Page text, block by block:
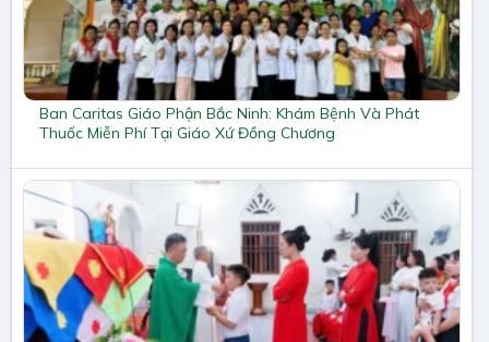
Ban Caritas Giáo Phận Bắc Ninh: Khám Bệnh Và Phát
Thuốc Miễn Phí Tại Giáo Xứ Đồng Chương